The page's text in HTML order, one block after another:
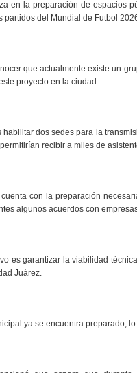
en la preparación de espacios
partidos del Mundial de Futbol
que actualmente existe un
proyecto en la ciudad.
dos sedes para la
recibir a miles de
con la preparación
algunos acuerdos con
es garantizar la viabilidad
Juárez.
ya se encuentra preparado,